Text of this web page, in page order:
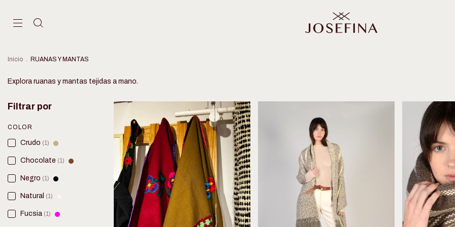
Inicio RUANAS Y MANTAS
Explora ruanas y mantas tejidas a mano.
Filtrar por
COLOR
Crudo (1)
Chocolate (1)
Negro (1)
Natural (1)
Fucsia (1)